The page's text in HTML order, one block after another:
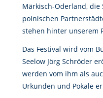
Märkisch-Oderland, die
polnischen
stehen hinter unserem
Das Festival wird vom
Seelow Jörg Schröder
werden vom ihm als
Urkunden und Pokale